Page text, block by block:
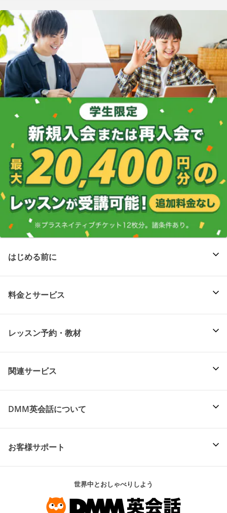
はじめる前に
料金とサービス
レッスン予約・教材
関連サービス
DMM英会話について
お客様サポート
世界中とおしゃべりしよう